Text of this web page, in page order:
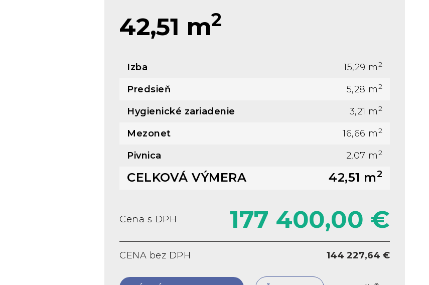
42,51 m2
Izba 15,29 m2
Predsieň 5,28 m2
Hygienické zariadenie 3,21 m2
Mezonet 16,66 m2
Pivnica 2,07 m2
CELKOVÁ VÝMERA 42,51 m2
Cena s DPH 177 400,00 €
CENA bez DPH 144 227,64 €